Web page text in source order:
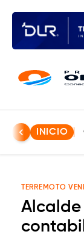
INICIO
TERREMOTO